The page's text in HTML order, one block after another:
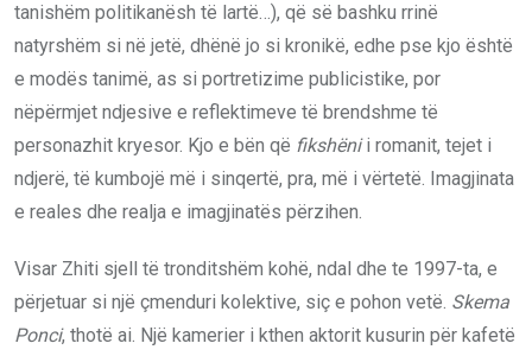
tanishëm politikanësh të lartë…), që së bashku rrinë
natyrshëm si në jetë, dhënë jo si kronikë, edhe pse kjo është
e modës tanimë, as si portretizime publicistike, por
nëpërmjet ndjesive e reflektimeve të brendshme të
personazhit kryesor. Kjo e bën që fikshënii romanit, tejet i
ndjerë, të kumbojë më i sinqertë, pra, më i vërtetë. Imagjinata
e reales dhe realja e imagjinatës përzihen.
Visar Zhiti sjell të tronditshëm kohë, ndal dhe te 1997-ta, e
përjetuar si një çmenduri kolektive, siç e pohon vetë. Skema
Ponci, thotë ai. Një kamerier i kthen aktorit kusurin për kafetë